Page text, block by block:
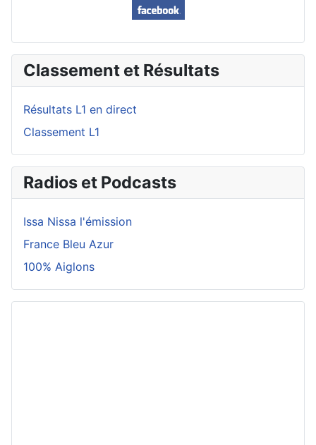
Classement et Résultats
Résultats L1 en direct
Classement L1
Radios et Podcasts
Issa Nissa l'émission
France Bleu Azur
100% Aiglons